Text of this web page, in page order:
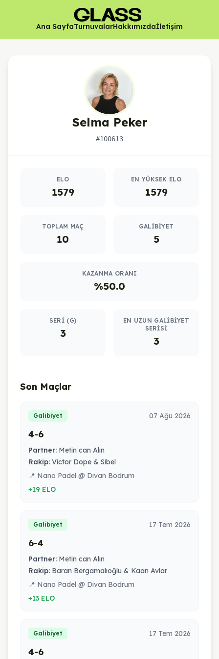
Ana SayfaTurnuvalarHakkımızdaİletişim
Selma Peker
#100613
ELO
1579
EN YÜKSEK ELO
1579
TOPLAM MAÇ
10
GALIBIYET
5
KAZANMA ORANI
%50.0
SERI (G)
3
EN UZUN GALIBIYET
SERISI
3
Son Maçlar
Galibiyet 07 Ağu 2026
4-6
Partner: Metin can Alın
Rakip: Victor Dope & Sibel
📍 Nano Padel @ Divan Bodrum
+19 ELO
Galibiyet 17 Tem 2026
6-4
Partner: Metin can Alın
Rakip: Baran Bergamalıoğlu & Kaan Avlar
📍 Nano Padel @ Divan Bodrum
+13 ELO
Galibiyet 17 Tem 2026
4-6